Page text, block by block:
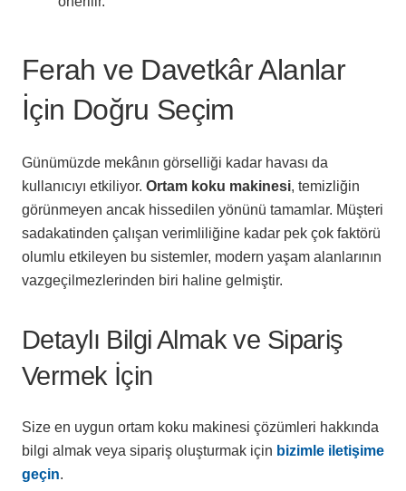
Ferah ve Davetkâr Alanlar
İçin Doğru Seçim
Günümüzde mekânın görselliği kadar havası da
kullanıcıyı etkiliyor. Ortam koku makinesi, temizliğin
görünmeyen ancak hissedilen yönünü tamamlar. Müşteri
sadakatinden çalışan verimliliğine kadar pek çok faktörü
olumlu etkileyen bu sistemler, modern yaşam alanlarının
vazgeçilmezlerinden biri haline gelmiştir.
Detaylı Bilgi Almak ve Sipariş
Vermek İçin
Size en uygun ortam koku makinesi çözümleri hakkında
bilgi almak veya sipariş oluşturmak için bizimle iletişime
geçin.